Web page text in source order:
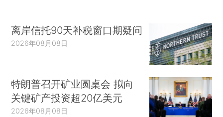
离岸信托90天补税窗口期疑问
2026年08月08日
特朗普召开矿业圆桌会 拟向
关键矿产投资超20亿美元
2026年08月08日